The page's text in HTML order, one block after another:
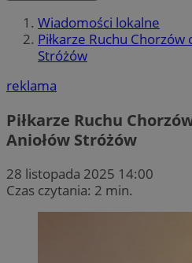
Wiadomości lokalne
Piłkarze Ruchu
Stróżów
reklama
Piłkarze Ruchu
Aniołów Stróżów
28 listopada 2025 14:00
Czas czytania: 2 min.